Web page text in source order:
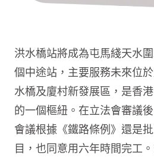
洪水橋站將成為屯馬綫天水
個中途站，主要服務未來位
水橋及廈村新發展區，是香
的一個樞紐。在立法會審議
會議根據《鐵路條例》還是
目，也同意用六年時間完工